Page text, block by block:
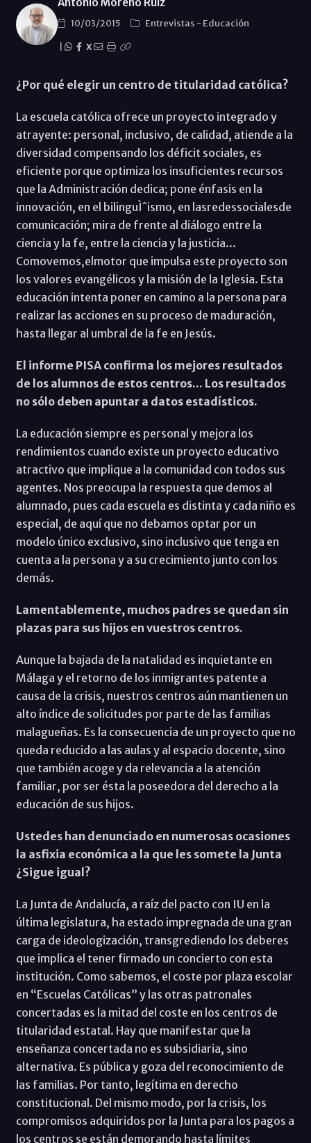
10/03/2015 Entrevistas - Educación
X
¿Por qué elegir un centro de titularidad católica?
La escuela católica ofrece un proyecto integrado y
atrayente: personal, inclusivo, de calidad, atiende a la
diversidad compensando los déficit sociales, es
eficiente porque optimiza los insuficientes recursos
que la Administración dedica; pone énfasis en la
innovación, en el bilinguÌˆismo, en lasredessocialesde
comunicación; mira de frente al diálogo entre la
ciencia y la fe, entre la ciencia y la justicia...
Comovemos,elmotor que impulsa este proyecto son
los valores evangélicos y la misión de la Iglesia. Esta
educación intenta poner en camino a la persona para
realizar las acciones en su proceso de maduración,
hasta llegar al umbral de la fe en Jesús.
El informe PISA confirma los mejores resultados
de los alumnos de estos centros... Los resultados
no sólo deben apuntar a datos estadísticos.
La educación siempre es personal y mejora los
rendimientos cuando existe un proyecto educativo
atractivo que implique a la comunidad con todos sus
agentes. Nos preocupa la respuesta que demos al
alumnado, pues cada escuela es distinta y cada niño es
especial, de aquí que no debamos optar por un
modelo único exclusivo, sino inclusivo que tenga en
cuenta a la persona y a su crecimiento junto con los
demás.
Lamentablemente, muchos padres se quedan sin
plazas para sus hijos en vuestros centros.
Aunque la bajada de la natalidad es inquietante en
Málaga y el retorno de los inmigrantes patente a
causa de la crisis, nuestros centros aún mantienen un
alto índice de solicitudes por parte de las familias
malagueñas. Es la consecuencia de un proyecto que no
queda reducido a las aulas y al espacio docente, sino
que también acoge y da relevancia a la atención
familiar, por ser ésta la poseedora del derecho a la
educación de sus hijos.
Ustedes han denunciado en numerosas ocasiones
la asfixia económica a la que les somete la Junta
¿Sigue igual?
La Junta de Andalucía, a raíz del pacto con IU en la
última legislatura, ha estado impregnada de una gran
carga de ideologización, transgrediendo los deberes
que implica el tener firmado un concierto con esta
institución. Como sabemos, el coste por plaza escolar
en “Escuelas Católicas” y las otras patronales
concertadas es la mitad del coste en los centros de
titularidad estatal. Hay que manifestar que la
enseñanza concertada no es subsidiaria, sino
alternativa. Es pública y goza del reconocimiento de
las familias. Por tanto, legítima en derecho
constitucional. Del mismo modo, por la crisis, los
compromisos adquiridos por la Junta para los pagos a
los centros se están demorando hasta límites